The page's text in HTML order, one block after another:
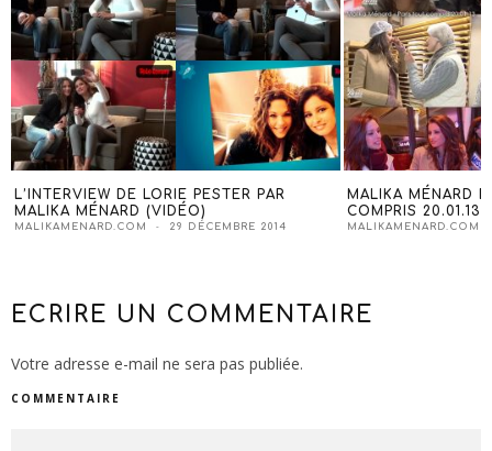
L’INTERVIEW DE LORIE PESTER PAR
MALIKA MÉNARD (VIDÉO)
MALIKAMENARD.COM 29 DÉCEMBRE 2014
MALIKA MÉNARD
COMPRIS 20.01.13
MALIKAMENARD.COM
ECRIRE UN COMMENTAIRE
Votre adresse e-mail ne sera pas publiée.
COMMENTAIRE